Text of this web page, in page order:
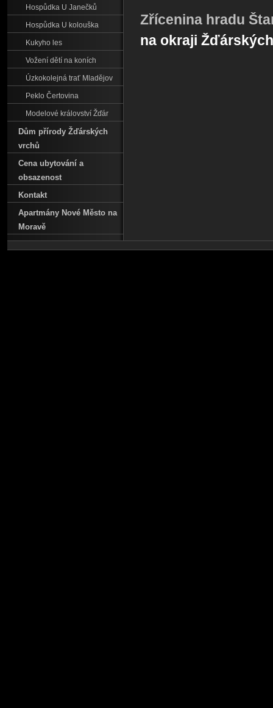
Zřícenina hradu
na okraji
Hospůdka U Janečků
Hospůdka U kolouška
Kukyho les
Vožení dětí na koních
Úzkokolejná trať Mladějov
Peklo Čertovina
Modelové království Žďár
Dům přírody Žďárských
vrchů
Cena ubytování a
obsazenost
Kontakt
Apartmány Nové Město na
Moravě